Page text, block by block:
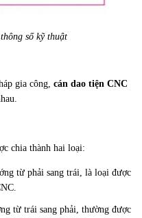
số kỹ thuật
gia công, cán dao tiện CNC
chia thành hai loại:
từ phải sang trái, là loại được
từ trái sang phải, thường được